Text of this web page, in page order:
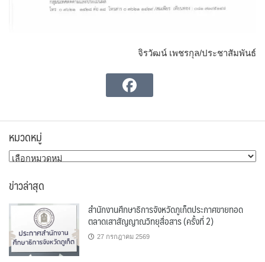
จิรวัฒน์ เพชรกุล/ประชาสัมพันธ์
หมวดหมู่
หมวด
ข่าวล่าสุด
สำนักงานศึกษาธิการจังหวัดภูเก็ตประกาศขายทอด
ตลาดเสาสัญญาณวิทยุสื่อสาร (ครั้งที่ 2)
27 กรกฎาคม 2569